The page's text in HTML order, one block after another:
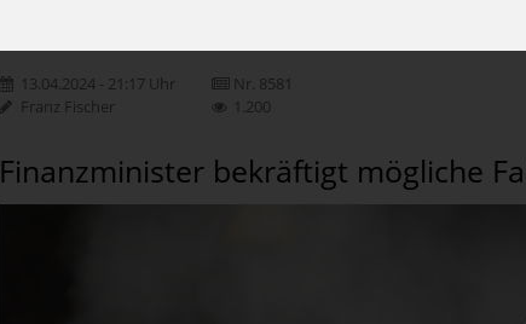
13.04.2024 - 21:17 Uhr
Franz Fischer
Nr. 8581
1.200
Finanzminister bekräftigt mögliche